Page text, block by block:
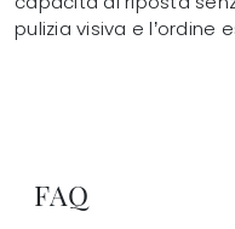
pulizia visiva e l’ordine
FAQ